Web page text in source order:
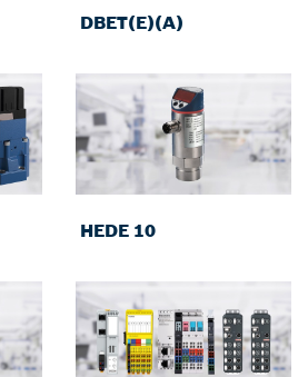
DBET(E)(A)
HEDE 10